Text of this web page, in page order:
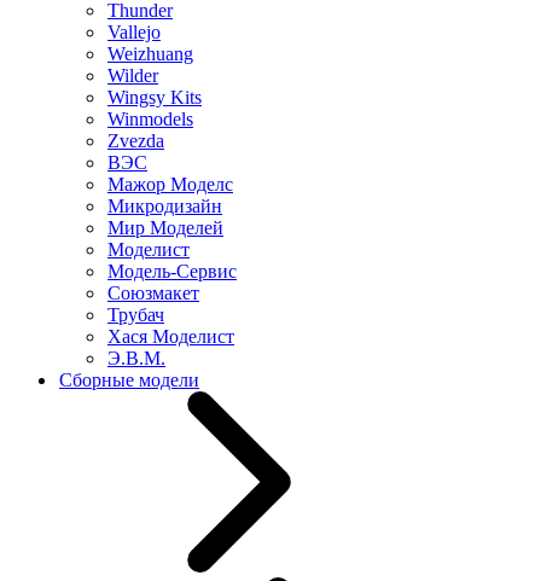
Thunder
Vallejo
Weizhuang
Wilder
Wingsy Kits
Winmodels
Zvezda
ВЭС
Мажор Моделс
Микродизайн
Мир Моделей
Моделист
Модель-Сервис
Союзмакет
Трубач
Хася Моделист
Э.В.М.
Сборные модели